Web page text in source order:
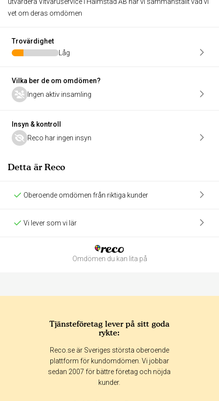
utvärdera Vitvaruservice i Halmstad AB har vi sammanställt vad vi
vet om deras omdömen
Trovärdighet
Låg
Vilka ber de om omdömen?
Ingen aktiv insamling
Insyn & kontroll
Reco har ingen insyn
Detta är Reco
Oberoende omdömen från riktiga kunder
Vi lever som vi lär
Omdömen du kan lita på
Betyg & tidpunkt:
365 dagar 90 dagar
30 dagar
Tjänsteföretag lever på sitt goda
rykte:
Reco.se är Sveriges största oberoende
plattform för kundomdömen. Vi jobbar
sedan 2007 för bättre företag och nöjda
kunder.